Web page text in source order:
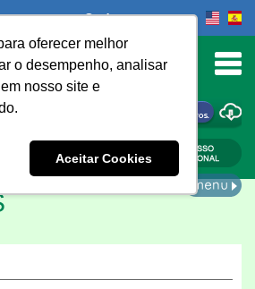
oferecer melhor
o desempenho, analisar
nosso site e
Aceitar Cookies
Onde comprar
ONDE COMPRAR